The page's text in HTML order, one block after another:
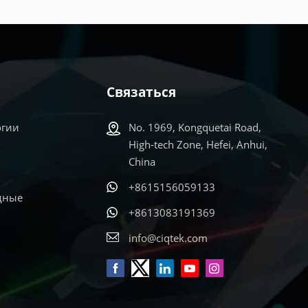
Связаться
No. 1969, Kongquetai Road,
High-tech Zone, Hefei, Anhui,
China
+8615156059133
+8613083191369
info@ciqtek.com